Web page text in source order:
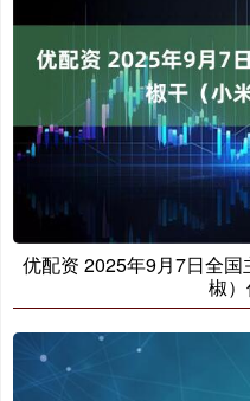
优配资 2025年9月7日全
椒